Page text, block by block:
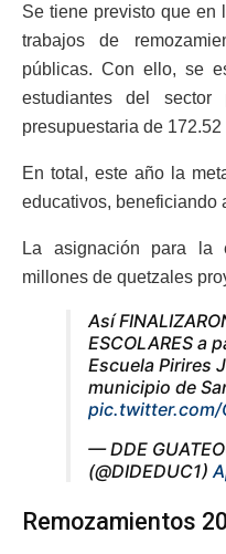
Se tiene previsto que en
trabajos de
públicas. Con ello, se
estudiantes del sector
presupuestaria de
En total, este año la
educativos, beneficiando
La asignación para la
millones de quetzales
Así
ESCOLARES a
Escuela Pirires
municipio de
pic.twitter.com/
— DDE
(@DIDEDUC1)
Remozamientos